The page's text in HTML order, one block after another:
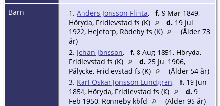
Barn
1. Anders Jönsson Flinta, f. 9 Mar 1849,
Höryda, Fridlevstad fs (K)
d. 19 Jul
1922, Hejetorp, Rödeby fs (K)
(Ålder 73
år)
2. Johan Jönsson, f. 8 Aug 1851, Höryda,
Fridlevstad fs (K)
d. 25 Jul 1906,
Pålycke, Fridlevstad fs (K)
(Ålder 54 år)
3. Karl Oskar Jönsson Lundgren, f. 19 Jun
1854, Höryda, Fridlevstad fs (K)
d. 9
Feb 1950, Ronneby kbfd
(Ålder 95 år)